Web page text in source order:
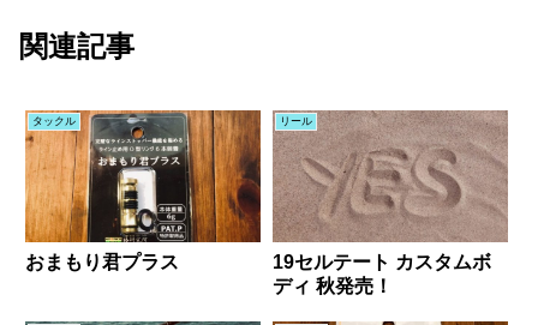
関連記事
タックル
おまもり君プラス
リール
19セルテート カスタムボ
ディ 秋発売！